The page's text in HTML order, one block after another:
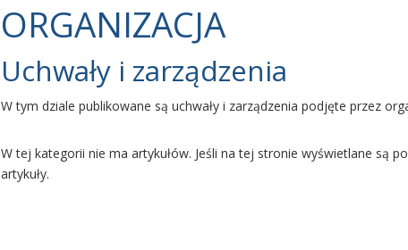
ORGANIZACJA
Uchwały i zarządzenia
W tym dziale publikowane są uchwały i zarządzenia podjęte przez
W tej kategorii nie ma artykułów. Jeśli na tej stronie wyświetlane są
artykuły.